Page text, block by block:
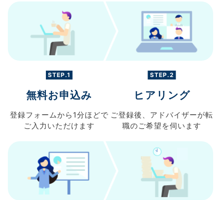
STEP.1
無料お申込み
登録フォームから 1分ほどで
ご入力 いただけます
STEP.2
ヒアリング
ご登録後、 アドバイザーが転
職のご希望を伺います